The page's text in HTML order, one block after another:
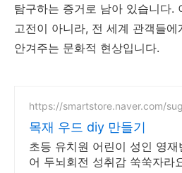
탐구하는 증거로 남아 있습니다.
고전이 아니라, 전 세계 관객들
안겨주는 문화적 현상입니다.
https://smartstore.naver.com/
목재 우드 diy 만들기
초등 유치원 어린이 성인 영
어 두뇌회전 성취감 쑥쑥자라